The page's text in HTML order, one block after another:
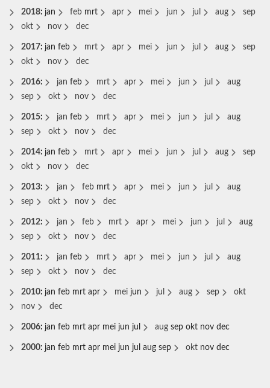
2018: jan feb mrt apr mei jun jul aug
sep
okt
nov dec
2017: jan feb mrt apr mei jun jul aug
sep
okt
nov dec
2016: jan feb mrt apr mei jun jul
aug
sep
okt nov dec
2015: jan feb mrt apr mei jun jul
aug
sep
okt nov dec
2014: jan feb mrt apr mei jun jul aug
sep
okt
nov dec
2013: jan feb mrt apr mei jun jul
aug
sep
okt nov dec
2012: jan feb mrt apr mei jun jul
aug
sep
okt nov dec
2011: jan feb mrt apr mei jun jul
aug
sep
okt nov dec
2010: jan feb mrt apr mei jun jul aug sep
okt
nov
dec
2006: jan feb mrt apr mei jun jul aug sep okt nov dec
2000: jan feb mrt apr mei jun jul aug sep okt nov dec